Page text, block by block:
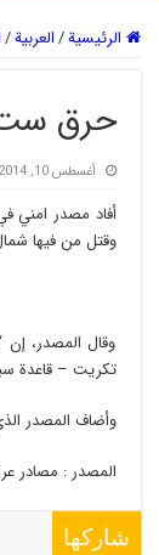
الرئيسية/العربیة/
حرق ست
أغسطس 10, 2014
أفاد مصدر امني
وقتل من فيها
وقال المصدر،
تكريت – قاعدة
وأضاف المصدر
المصدر : مصادر
شاركها